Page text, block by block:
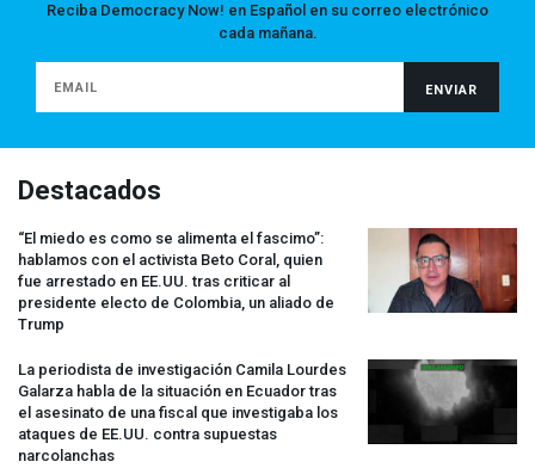
Reciba Democracy Now! en Español en su correo electrónico
cada mañana.
Destacados
“El miedo es como se alimenta el fascimo”:
hablamos con el activista Beto Coral, quien
fue arrestado en EE.UU. tras criticar al
presidente electo de Colombia, un aliado de
Trump
La periodista de investigación Camila Lourdes
Galarza habla de la situación en Ecuador tras
el asesinato de una fiscal que investigaba los
ataques de EE.UU. contra supuestas
narcolanchas